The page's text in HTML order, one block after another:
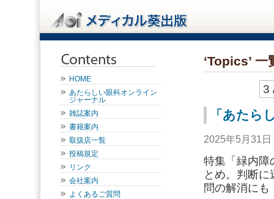
HOME
あたらしい眼科オンライン
ジャーナル
雑誌案内
書籍案内
取扱店一覧
投稿規定
リンク
会社案内
よくあるご質問
‘Topics’ 一
3
「あたら
2025年5月31
特集「緑内障
とめ。判断に
問の解消にも